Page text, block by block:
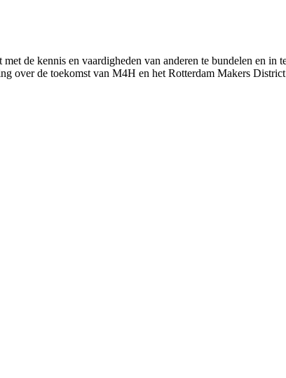
de kennis en vaardigheden van anderen te bundelen en in
over de toekomst van M4H en het Rotterdam Makers